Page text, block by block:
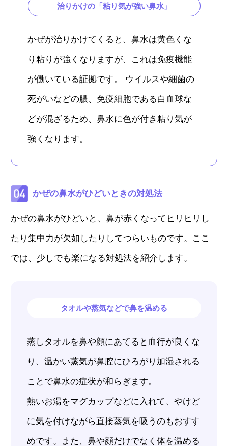
治りかけの「粘り気が強い鼻水」
かぜが治りかけてくると、鼻水は黄色くな
り粘りが強くなりますが、これは免疫機能
が働いている証拠です。 ウイルスや細菌の
死がいなどの膿、免疫細胞である白血球な
どが混ざるため、鼻水に色が付き粘り気が
強くなります。
かぜの鼻水がひどいときの対処法
かぜの鼻水がひどいと、鼻が赤くなってヒリヒリし
たり集中力が欠如したりしてつらいものです。ここ
では、少しでも楽になる対処法を紹介します。
タオルや蒸気などで鼻を温める
蒸しタオルを鼻や顔にあてると血行が良くな
り、温かい蒸気が鼻腔にひろがり加湿される
ことで鼻水の症状が和らぎます。
熱いお湯をマグカップなどに入れて、やけど
に気を付けながら直接蒸気を吸うのもおすす
めです。また、鼻や顔だけでなく体を温める